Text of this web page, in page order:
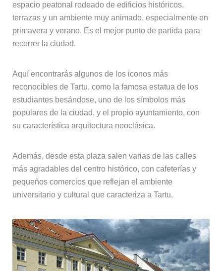
espacio peatonal rodeado de edificios históricos,
terrazas y un ambiente muy animado, especialmente en
primavera y verano. Es el mejor punto de partida para
recorrer la ciudad.
Aquí encontrarás algunos de los iconos más
reconocibles de Tartu, como la famosa estatua de los
estudiantes besándose, uno de los símbolos más
populares de la ciudad, y el propio ayuntamiento, con
su característica arquitectura neoclásica.
Además, desde esta plaza salen varias de las calles
más agradables del centro histórico, con cafeterías y
pequeños comercios que reflejan el ambiente
universitario y cultural que caracteriza a Tartu.